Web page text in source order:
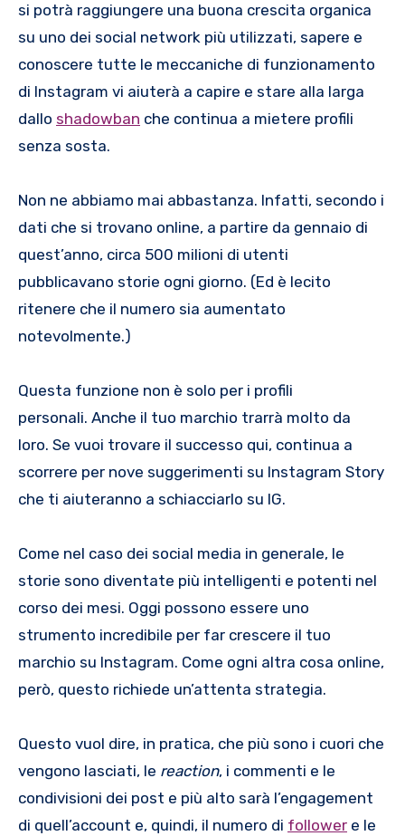
si potrà raggiungere una buona crescita organica
su uno dei social network più utilizzati, sapere e
conoscere tutte le meccaniche di funzionamento
di Instagram vi aiuterà a capire e stare alla larga
dallo shadowban che continua a mietere profili
senza sosta.
Non ne abbiamo mai abbastanza. Infatti, secondo i
dati che si trovano online, a partire da gennaio di
quest’anno, circa 500 milioni di utenti
pubblicavano storie ogni giorno. (Ed è lecito
ritenere che il numero sia aumentato
notevolmente.)
Questa funzione non è solo per i profili
personali. Anche il tuo marchio trarrà molto da
loro. Se vuoi trovare il successo qui, continua a
scorrere per nove suggerimenti su Instagram Story
che ti aiuteranno a schiacciarlo su IG.
Come nel caso dei social media in generale, le
storie sono diventate più intelligenti e potenti nel
corso dei mesi. Oggi possono essere uno
strumento incredibile per far crescere il tuo
marchio su Instagram. Come ogni altra cosa online,
però, questo richiede un’attenta strategia.
Questo vuol dire, in pratica, che più sono i cuori che
vengono lasciati, le reaction, i commenti e le
condivisioni dei post e più alto sarà l’engagement
di quell’account e, quindi, il numero di follower e le